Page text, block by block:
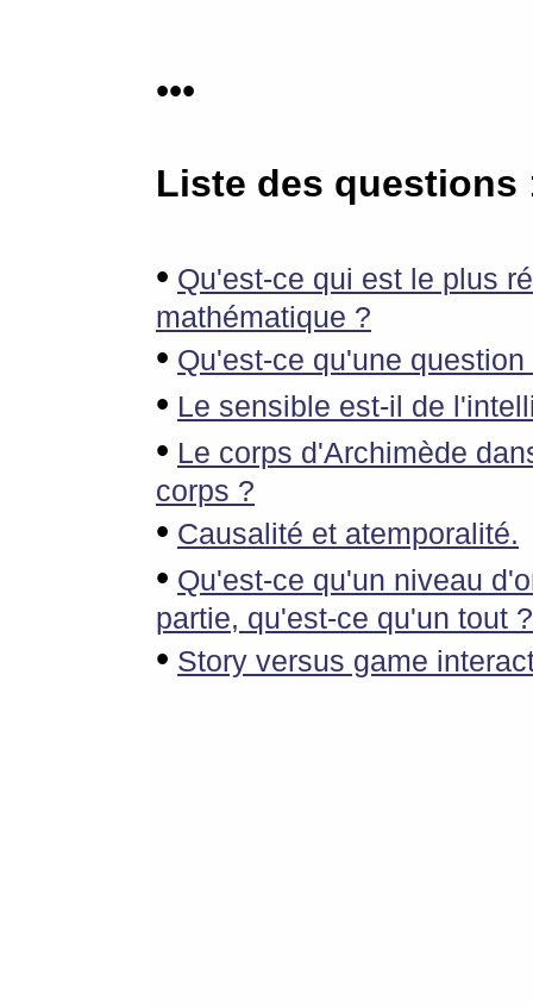
•••
Liste des questions
• Qu'est-ce qui est le plus
mathématique ?
• Qu'est-ce qu'une question
• Le sensible est-il de
• Le corps d'Archimède
corps ?
• Causalité et atemporalité.
• Qu'est-ce qu'un niveau
partie, qu'est-ce qu'un tout
• Story versus game